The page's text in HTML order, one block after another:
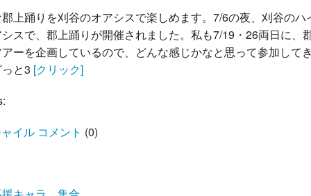
上踊りを刈谷のオアシスで楽しめます。7/6の夜、刈谷のハ
スで、郡上踊りが開催されました。私も7/19・26両日に、
ーを企画しているので、どんな感じかなと思って参加して
と3 [クリック]
イル コメント (0)